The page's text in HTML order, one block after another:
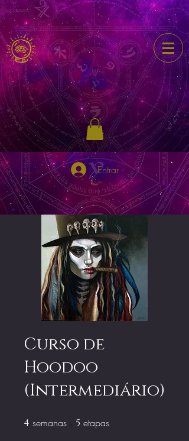
Entrar
Curso de
Hoodoo
(Intermediário)
4 semanas 4 semanas
5 etapas